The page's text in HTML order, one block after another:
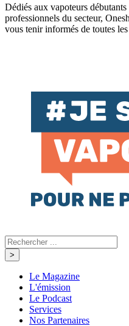
Dédiés aux vapoteurs
professionnels du secteur,
vous tenir informés de toutes
Le Magazine
L'émission
Le Podcast
Services
Nos Partenaires